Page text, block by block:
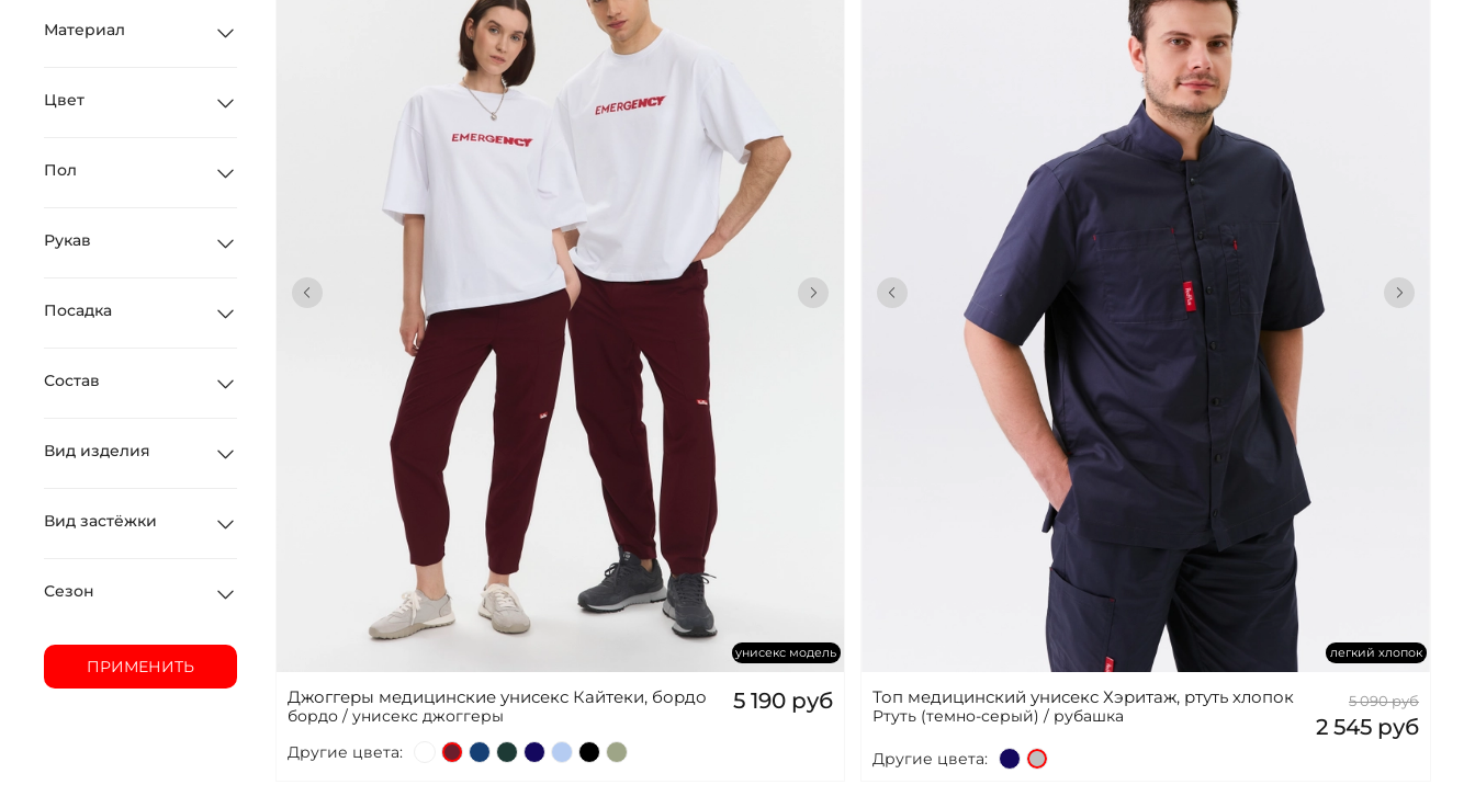
унисекс модель
Джоггеры медицинские унисекс Кайтеки, бордо
бордо / унисекс джоггеры
5 190 руб
Другие цвета:
легкий хлопок
Топ медицинский унисекс Хэритаж, ртуть хлопок
Ртуть (темно-серый) / рубашка
5 090 руб
2 545 руб
Другие цвета:
Материал
Цвет
Пол
Рукав
Посадка
Состав
Вид изделия
Вид застёжки
Сезон
ПРИМЕНИТЬ